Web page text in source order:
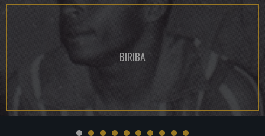
BIRIBA